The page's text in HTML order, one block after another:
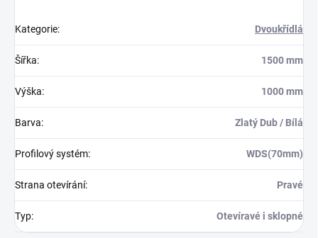
Kategorie: Dvoukřídlá
Šířka: 1500 mm
Výška: 1000 mm
Barva: Zlatý Dub / Bílá
Profilový systém: WDS(70mm)
Strana otevírání: Pravé
Typ: Otevíravé i sklopné